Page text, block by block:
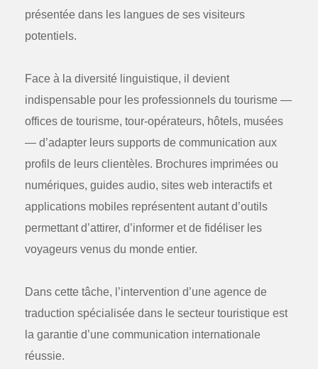
présentée dans les langues de ses visiteurs
potentiels.
Face à la diversité linguistique, il devient
indispensable pour les professionnels du tourisme —
offices de tourisme, tour-opérateurs, hôtels, musées
— d’adapter leurs supports de communication aux
profils de leurs clientèles. Brochures imprimées ou
numériques, guides audio, sites web interactifs et
applications mobiles représentent autant d’outils
permettant d’attirer, d’informer et de fidéliser les
voyageurs venus du monde entier.
Dans cette tâche, l’intervention d’une agence de
traduction spécialisée dans le secteur touristique est
la garantie d’une communication internationale
réussie.